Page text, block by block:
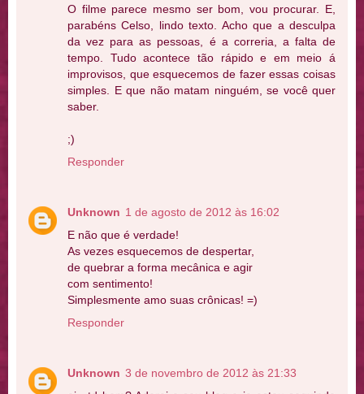
O filme parece mesmo ser bom, vou procurar. E,
parabéns Celso, lindo texto. Acho que a desculpa
da vez para as pessoas, é a correria, a falta de
tempo. Tudo acontece tão rápido e em meio á
improvisos, que esquecemos de fazer essas coisas
simples. E que não matam ninguém, se você quer
saber.
;)
Responder
Unknown 1 de agosto de 2012 às 16:02
E não que é verdade!
As vezes esquecemos de despertar,
de quebrar a forma mecânica e agir
com sentimento!
Simplesmente amo suas crônicas! =)
Responder
Unknown 3 de novembro de 2012 às 21:33